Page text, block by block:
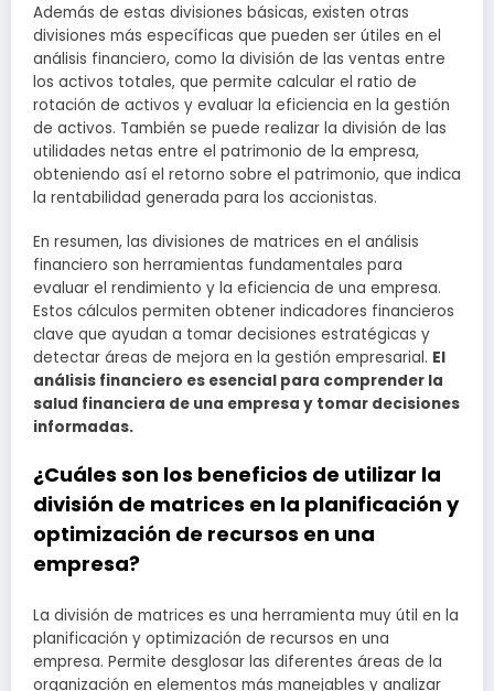
Además de estas divisiones básicas, existen otras
divisiones más específicas que pueden ser útiles en el
análisis financiero, como la división de las ventas entre
los activos totales, que permite calcular el ratio de
rotación de activos y evaluar la eficiencia en la gestión
de activos. También se puede realizar la división de las
utilidades netas entre el patrimonio de la empresa,
obteniendo así el retorno sobre el patrimonio, que indica
la rentabilidad generada para los accionistas.
En resumen, las divisiones de matrices en el análisis
financiero son herramientas fundamentales para
evaluar el rendimiento y la eficiencia de una empresa.
Estos cálculos permiten obtener indicadores financieros
clave que ayudan a tomar decisiones estratégicas y
detectar áreas de mejora en la gestión empresarial. El
análisis financiero es esencial para comprender la
salud financiera de una empresa y tomar decisiones
informadas.
¿Cuáles son los beneficios de utilizar la
división de matrices en la planificación y
optimización de recursos en una
empresa?
La división de matrices es una herramienta muy útil en la
planificación y optimización de recursos en una
empresa. Permite desglosar las diferentes áreas de la
organización en elementos más manejables y analizar